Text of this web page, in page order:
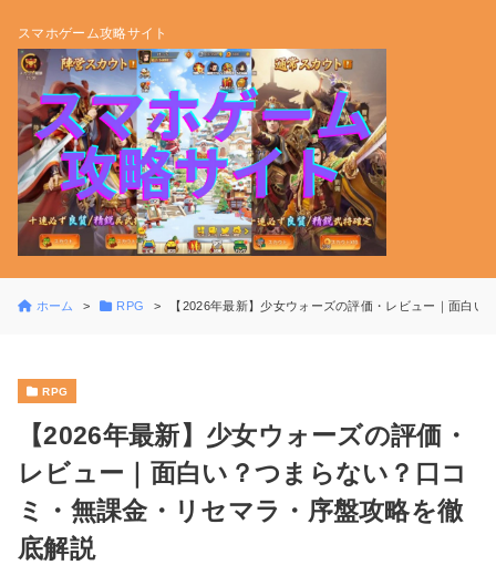
スマホゲーム攻略サイト
ホーム RPG 【2026年最新】少女ウォーズの評価・レビュー｜面白
RPG
【2026年最新】少女ウォーズの評価・
レビュー｜面白い？つまらない？口コ
ミ・無課金・リセマラ・序盤攻略を徹
底解説